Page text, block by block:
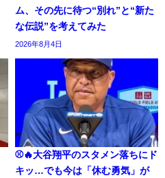
ム、その先に待つ“別れ”と“新た
な伝説”を考えてみた
2026年8月4日
⚾🔥大谷翔平のスタメン落ちにド
キッ…でも今は「休む勇気」が